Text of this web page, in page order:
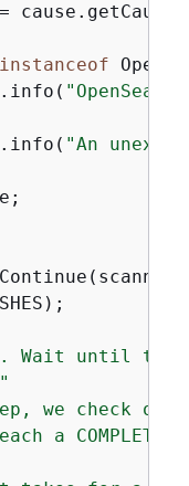
instanceof
"An
Wait until the
"
we check on
a